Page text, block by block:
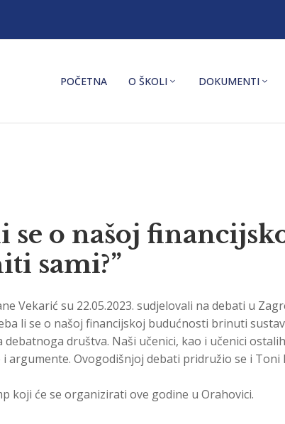
POČETNA O ŠKOLI DOKUMENTI
se o našoj
sami?”
Vekarić su 22.05.2023. sudjelovali na debati u
li se o našoj financijskoj budućnosti brinuti
društva. Naši učenici, kao i učenici
Ovogodišnjoj debati pridružio se i
koji će se organizirati ove godine u Orahovici.